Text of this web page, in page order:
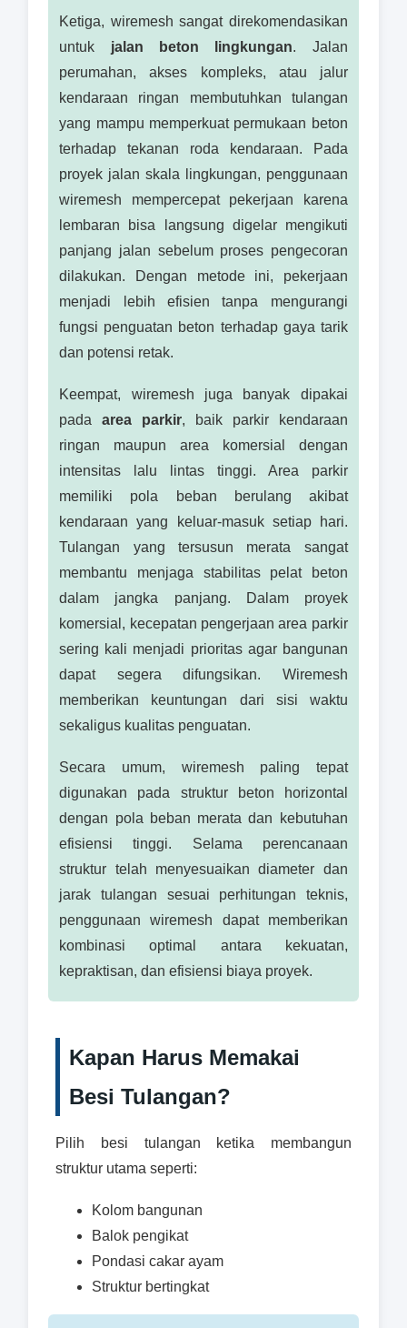
Ketiga, wiremesh sangat direkomendasikan
untuk jalan beton lingkungan. Jalan
perumahan, akses kompleks, atau jalur
kendaraan ringan membutuhkan tulangan
yang mampu memperkuat permukaan beton
terhadap tekanan roda kendaraan. Pada
proyek jalan skala lingkungan, penggunaan
wiremesh mempercepat pekerjaan karena
lembaran bisa langsung digelar mengikuti
panjang jalan sebelum proses pengecoran
dilakukan. Dengan metode ini, pekerjaan
menjadi lebih efisien tanpa mengurangi
fungsi penguatan beton terhadap gaya tarik
dan potensi retak.
Keempat, wiremesh juga banyak dipakai
padaarea parkir, baik parkir kendaraan
ringan maupun area komersial dengan
intensitas lalu lintas tinggi. Area parkir
memiliki pola beban berulang akibat
kendaraan yang keluar-masuk setiap hari.
Tulangan yang tersusun merata sangat
membantu menjaga stabilitas pelat beton
dalam jangka panjang. Dalam proyek
komersial, kecepatan pengerjaan area parkir
sering kali menjadi prioritas agar bangunan
dapat segera difungsikan. Wiremesh
memberikan keuntungan dari sisi waktu
sekaligus kualitas penguatan.
Secara umum, wiremesh paling tepat
digunakan pada struktur beton horizontal
dengan pola beban merata dan kebutuhan
efisiensi tinggi. Selama perencanaan
struktur telah menyesuaikan diameter dan
jarak tulangan sesuai perhitungan teknis,
penggunaan wiremesh dapat memberikan
kombinasi optimal antara kekuatan,
kepraktisan, dan efisiensi biaya proyek.
Kapan Harus Memakai
Besi Tulangan?
Pilih besi tulangan ketika membangun
struktur utama seperti:
Kolom bangunan
Balok pengikat
Pondasi cakar ayam
Struktur bertingkat